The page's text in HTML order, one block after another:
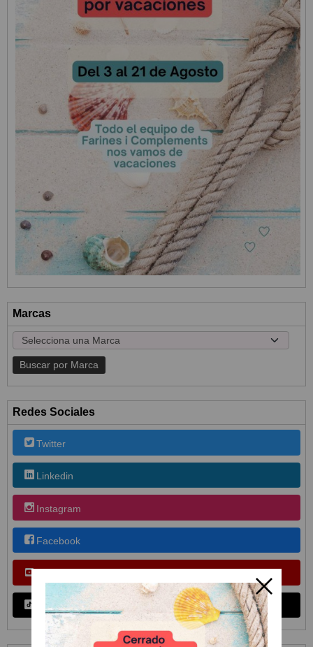
Marcas
Redes Sociales
Twitter
Linkedin
Instagram
Facebook
TikTok